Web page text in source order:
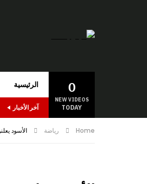
0
NEW VIDEOS
TODAY
الرئيسية
آخر الأخبار
Home رياضة الأسود